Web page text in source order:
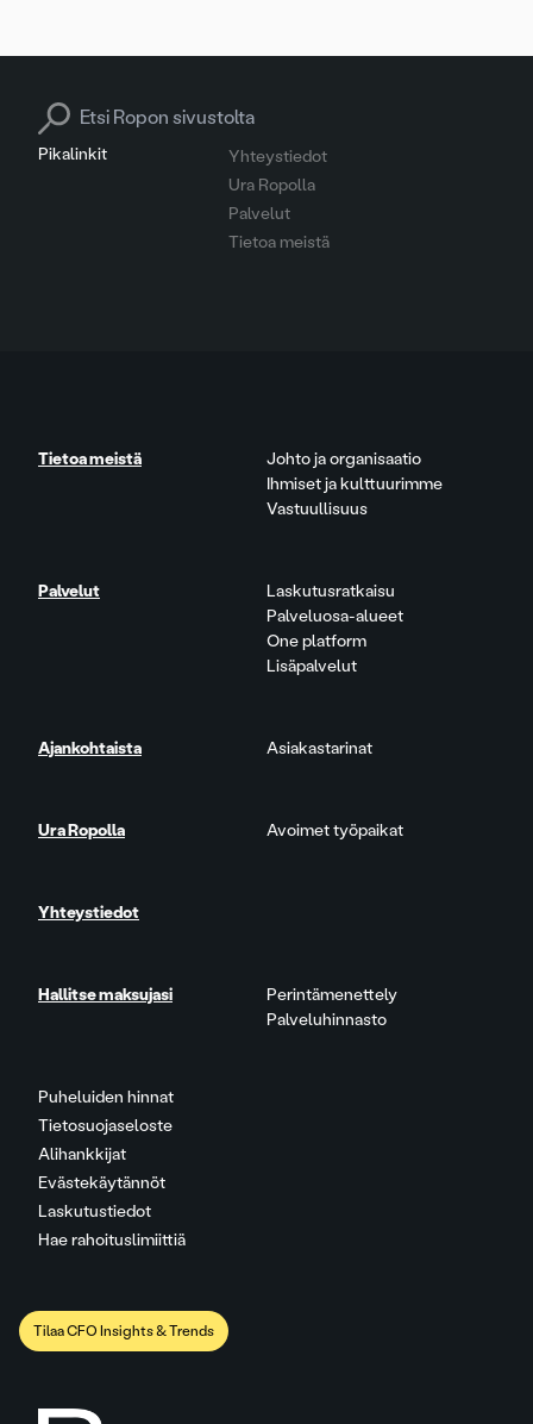
Pikalinkit
Yhteystiedot
Ura Ropolla
Palvelut
Tietoa meistä
Search for:
Puheluiden hinnat
Tietosuojaseloste
Alihankkijat
Evästekäytännöt
Laskutustiedot
Hae rahoituslimiittiä
Tietoa meistä
Johto ja organisaatio
Ihmiset ja kulttuurimme
Vastuullisuus
Palvelut
Laskutusratkaisu
Palveluosa-alueet
One platform
Lisäpalvelut
Ajankohtaista Asiakastarinat
Ura Ropolla Avoimet työpaikat
Yhteystiedot
Hallitse maksujasi
Perintämenettely
Palveluhinnasto
Tilaa CFO Insights & Trends